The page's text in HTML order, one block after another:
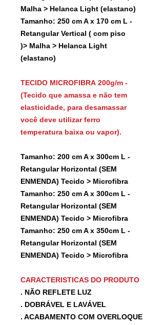
Malha > Helanca Light (elastano)
Tamanho: 250 cm A x 170 cm L -
Retangular Vertical ( com piso
)> Malha > Helanca Light
(elastano)
TECIDO MICROFIBRA 200g/m -
(Tecido que amassa e não tem
elasticidade, para desamassar
você deve utilizar ferro
temperatura baixa ou vapor).
Tamanho: 200 cm A x 300cm L -
Retangular Horizontal (SEM
ENMENDA) Tecido > Microfibra
Tamanho: 250 cm A x 300cm L -
Retangular Horizontal (SEM
ENMENDA) Tecido > Microfibra
Tamanho: 250 cm A x 350cm L -
Retangular Horizontal (SEM
ENMENDA) Tecido > Microfibra
CARACTERISTICAS DO PRODUTO
. NÃO REFLETE LUZ
. DOBRÁVEL E LAVÁVEL
. ACABAMENTO COM OVERLOQUE